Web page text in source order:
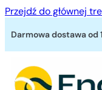
Przejdź do głównej
Darmowa dostawa od